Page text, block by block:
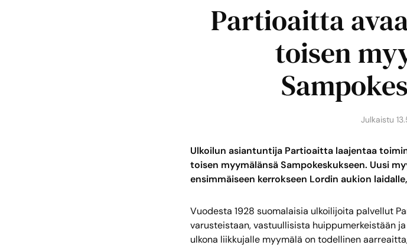
Partioaitta
toisen
Julkaistu
Ulkoilun asiantuntija Partioaitta laajentaa
toisen myymälänsä Sampokeskukseen. Uusi
ensimmäiseen kerrokseen Lordin aukion
Vuodesta 1928 suomalaisia ulkoilijoita palvellut
varusteistaan, vastuullisista huippumerkeistään
ulkona liikkujalle myymälä on todellinen